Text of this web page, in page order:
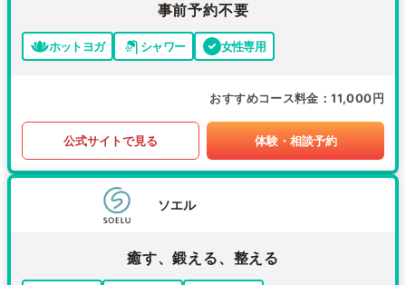
事前予約不要
ホットヨガ シャワー 女性専用
おすすめコース料金 11,000円
公式サイトで見る 体験・相談予約
ソエル
癒す、鍛える、整える